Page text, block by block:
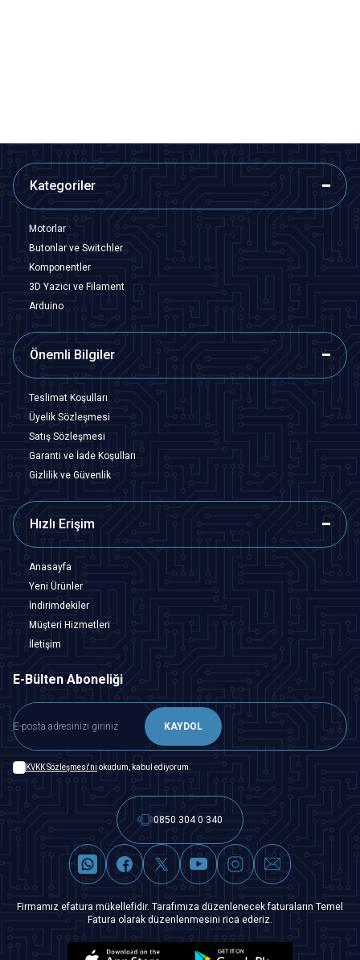
Kategoriler
Motorlar
Butonlar ve Switchler
Komponentler
3D Yazıcı ve Filament
Arduino
Önemli Bilgiler
Teslimat Koşulları
Üyelik Sözleşmesi
Satış Sözleşmesi
Garanti ve İade Koşulları
Gizlilik ve Güvenlik
Hızlı Erişim
Anasayfa
Yeni Ürünler
İndirimdekiler
Müşteri Hizmetleri
İletişim
E-Bülten Aboneliği
KAYDOL
KVKK Sözleşmesi'ni okudum, kabul ediyorum.
0850 304 0 340
Firmamız efatura mükellefidir. Tarafımıza düzenlenecek faturaların Temel
Fatura olarak düzenlenmesini rica ederiz.